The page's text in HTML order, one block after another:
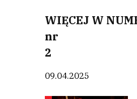
WIĘCEJ W
nr
2
09.04.2025